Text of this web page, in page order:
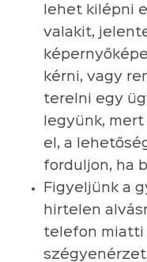
lehet kilépni
valakit,
kérni, vagy
terelni egy
legyünk,
el, a
forduljon, ha
Figyeljünk a
hirtelen
telefon miatti